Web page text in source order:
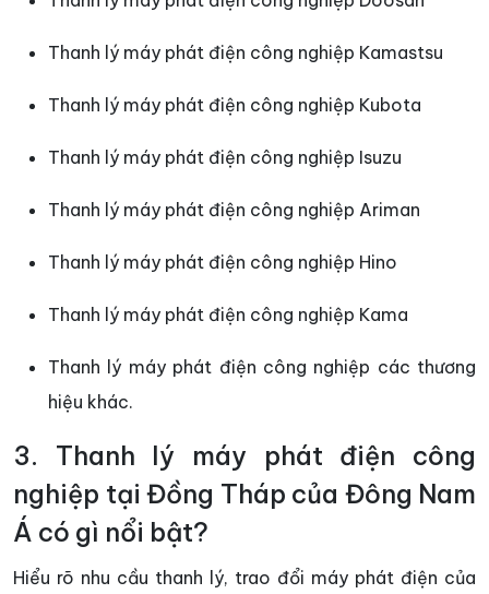
Thanh lý máy phát điện công nghiệp Kamastsu
Thanh lý máy phát điện công nghiệp Kubota
Thanh lý máy phát điện công nghiệp Isuzu
Thanh lý máy phát điện công nghiệp Ariman
Thanh lý máy phát điện công nghiệp Hino
Thanh lý máy phát điện công nghiệp Kama
Thanh lý máy phát điện công nghiệp các thương
hiệu khác.
3. Thanh lý máy phát điện công
nghiệp tại Đồng Tháp của Đông Nam
Á có gì nổi bật?
Hiểu rõ nhu cầu thanh lý, trao đổi máy phát điện của